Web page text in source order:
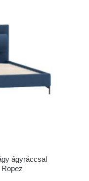
ágyráccsal